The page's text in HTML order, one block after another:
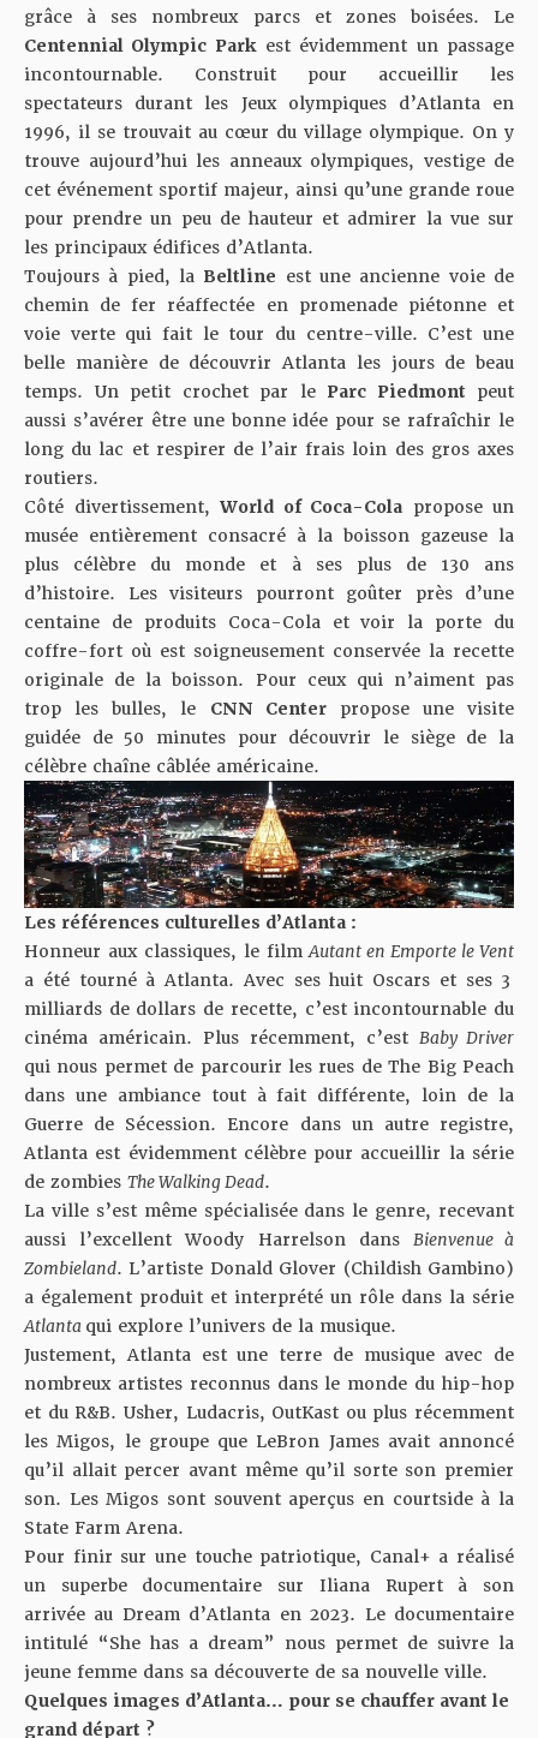
grâce à ses nombreux parcs et zones boisées. Le
Centennial Olympic Parkest évidemment un passage
incontournable. Construit pour accueillir les
spectateurs durant les Jeux olympiques d’Atlanta en
1996, il se trouvait au cœur du village olympique. On y
trouve aujourd’hui les anneaux olympiques, vestige de
cet événement sportif majeur, ainsi qu’une grande roue
pour prendre un peu de hauteur et admirer la vue sur
les principaux édifices d’Atlanta.
Toujours à pied, la Beltline est une ancienne voie de
chemin de fer réaffectée en promenade piétonne et
voie verte qui fait le tour du centre-ville. C’est une
belle manière de découvrir Atlanta les jours de beau
temps. Un petit crochet par le Parc Piedmont peut
aussi s’avérer être une bonne idée pour se rafraîchir le
long du lac et respirer de l’air frais loin des gros axes
routiers.
Côté divertissement, World of Coca-Cola propose un
musée entièrement consacré à la boisson gazeuse la
plus célèbre du monde et à ses plus de 130 ans
d’histoire. Les visiteurs pourront goûter près d’une
centaine de produits Coca-Cola et voir la porte du
coffre-fort où est soigneusement conservée la recette
originale de la boisson. Pour ceux qui n’aiment pas
trop les bulles, le CNN Centerpropose une visite
guidée de 50 minutes pour découvrir le siège de la
célèbre chaîne câblée américaine.
Les références culturelles d’Atlanta :
Honneur aux classiques, le filmAutant en Emporte le Vent
a été tourné à Atlanta. Avec ses huit Oscars et ses 3
milliards de dollars de recette, c’est incontournable du
cinéma américain. Plus récemment, c’est Baby Driver
qui nous permet de parcourir les rues de The Big Peach
dans une ambiance tout à fait différente, loin de la
Guerre de Sécession. Encore dans un autre registre,
Atlanta est évidemment célèbre pour accueillir la série
de zombies The Walking Dead.
La ville s’est même spécialisée dans le genre, recevant
aussi l’excellent Woody Harrelson dans Bienvenue à
Zombieland. L’artiste Donald Glover (Childish Gambino)
a également produit et interprété un rôle dans la série
Atlanta qui explore l’univers de la musique.
Justement, Atlanta est une terre de musique avec de
nombreux artistes reconnus dans le monde du hip-hop
et du R&B. Usher, Ludacris, OutKast ou plus récemment
les Migos, le groupe que LeBron James avait annoncé
qu’il allait percer avant même qu’il sorte son premier
son. Les Migos sont souvent aperçus en courtside à la
State Farm Arena.
Pour finir sur une touche patriotique, Canal+ a réalisé
un superbe documentaire sur Iliana Rupert à son
arrivée au Dream d’Atlanta en 2023. Le documentaire
intitulé “She has a dream” nous permet de suivre la
jeune femme dans sa découverte de sa nouvelle ville.
Quelques images d’Atlanta… pour se chauffer avant le
grand départ ?